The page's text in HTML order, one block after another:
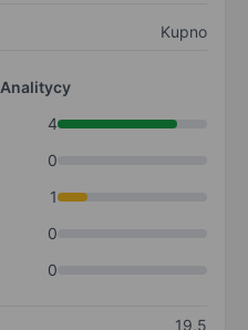
Kupno
Analitycy
4
0
1
0
0
19,5